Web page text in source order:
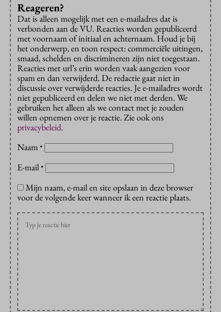
Reageren?
Dat is alleen mogelijk met een e-mailadres dat is
verbonden aan de VU. Reacties worden gepubliceerd
met voornaam of initiaal en achternaam. Houd je bij
het onderwerp, en toon respect: commerciële uitingen,
smaad, schelden en discrimineren zijn niet toegestaan.
Reacties met url’s erin worden vaak aangezien voor
spam en dan verwijderd. De redactie gaat niet in
discussie over verwijderde reacties. Je e-mailadres wordt
niet gepubliceerd en delen we niet met derden. We
gebruiken het alleen als we contact met je zouden
willen opnemen over je reactie. Zie ook ons
privacybeleid.
Naam *
E-mail *
Mijn naam, e-mail en site opslaan in deze browser
voor de volgende keer wanneer ik een reactie plaats.